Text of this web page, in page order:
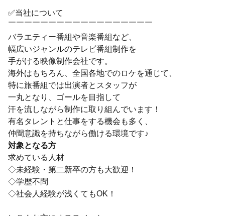
✅当社について
￣￣￣￣￣￣￣￣￣￣￣￣￣￣￣￣￣￣
バラエティー番組や音楽番組など、
幅広いジャンルのテレビ番組制作を
手がける映像制作会社です。
海外はもちろん、全国各地でのロケを通じて、
特に旅番組では出演者とスタッフが
一丸となり、ゴールを目指して
汗を流しながら制作に取り組んでいます！
有名タレントと仕事をする機会も多く、
仲間意識を持ちながら働ける環境です♪
対象となる方
求めている人材
◇未経験・第二新卒の方も大歓迎！
◇学歴不問
◇社会人経験が浅くてもOK！